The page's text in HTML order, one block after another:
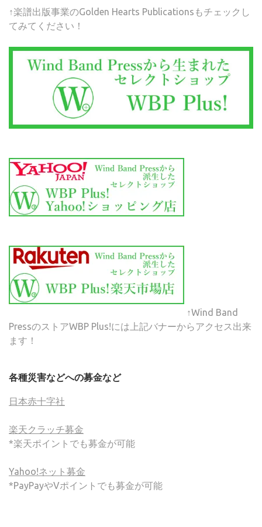
↑楽譜出版事業のGolden Hearts Publicationsもチェックし
てみてください！
↑Wind Band
PressのストアWBP Plus!には上記バナーからアクセス出来
ます！
各種災害などへの募金など
日本赤十字社
楽天クラッチ募金
*楽天ポイントでも募金が可能
Yahoo!ネット募金
*PayPayやVポイントでも募金が可能